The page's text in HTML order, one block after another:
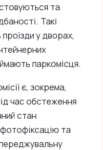
та
Такі
у дворах,
паркомісця.
є, зокрема,
час обстеження
стан
та